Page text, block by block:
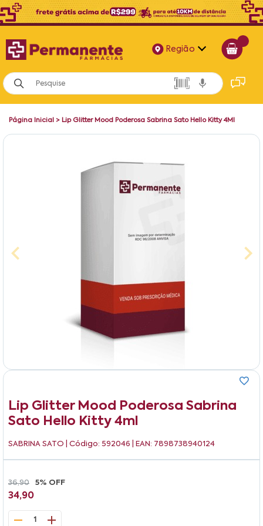
Região
Alagoas
Bahia
Página Inicial > Lip Glitter Mood Poderosa Sabrina Sato Hello Kitty 4Ml
Lip Glitter Mood Poderosa Sabrina
Sato Hello Kitty 4ml
SABRINA SATO | Código: 592046 | EAN: 7898738940124
36,90 5% OFF
34,90
1